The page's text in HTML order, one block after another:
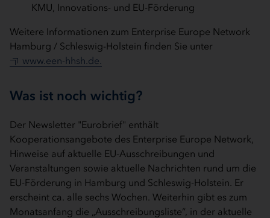
KMU, Innovations- und EU-Förderung
Weitere Informationen zum Enterprise Europe Network
Hamburg / Schleswig-Holstein finden Sie unter
www.een-hhsh.de.
Was ist noch wichtig?
Der Newsletter "Eurobrief" enthält
Kooperationsangebote des Enterprise Europe Network,
Hinweise auf aktuelle EU-Ausschreibungen und
Veranstaltungen sowie aktuelle Nachrichten rund um die
EU-Förderung in Hamburg und Schleswig-Holstein. Er
erscheint ca. alle sechs Wochen. Weiterhin gibt es zum
Monatsanfang die „Ausschreibungsliste“, in der aktuelle